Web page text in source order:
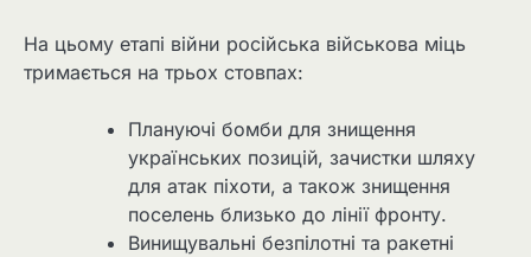
На цьому етапі війни російська військова міць
тримається на трьох стовпах:
Плануючі бомби для знищення
українських позицій, зачистки шляху
для атак піхоти, а також знищення
поселень близько до лінії фронту.
Винищувальні безпілотні та ракетні